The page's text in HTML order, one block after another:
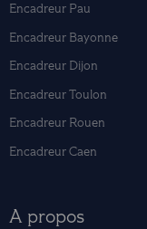
Encadreur Pau
Encadreur Bayonne
Encadreur Dijon
Encadreur Toulon
Encadreur Rouen
Encadreur Caen
A propos